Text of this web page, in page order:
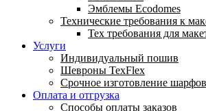
Эмблемы Ecodomes
Технические требования к
Тех требования для
Услуги
Индивидуальный пошив
Шевроны TexFlex
Срочное изготовление
Оплата и отгрузка
Способы оплаты заказов